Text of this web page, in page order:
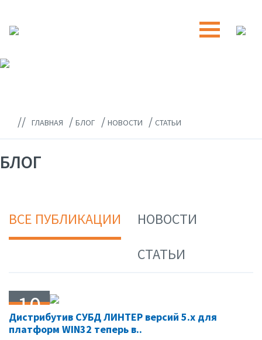
// ГЛАВНАЯ / БЛОГ / НОВОСТИ / СТАТЬИ
БЛОГ
ВСЕ ПУБЛИКАЦИИ
НОВОСТИ
СТАТЬИ
10
04.01
Дистрибутив СУБД ЛИНТЕР версий 5.х для
платформ WIN32 теперь в..